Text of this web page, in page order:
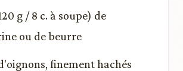
g / 8 c. à soupe) de
ou de beurre
finement hachés